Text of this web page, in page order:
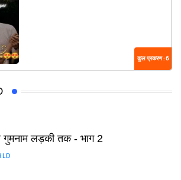
कुल प्रकरण : 6
गुमनाम लड़की तक - भाग 2